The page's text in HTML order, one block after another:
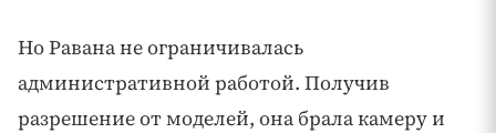
Но Равана не ограничивалась
административной работой. Получив
разрешение от моделей, она брала камеру и